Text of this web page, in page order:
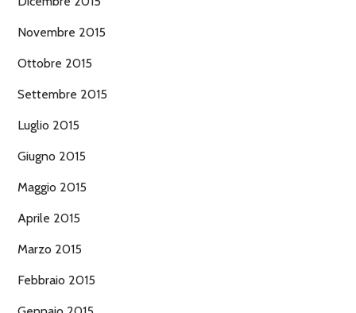
Novembre 2015
Ottobre 2015
Settembre 2015
Luglio 2015
Giugno 2015
Maggio 2015
Aprile 2015
Marzo 2015
Febbraio 2015